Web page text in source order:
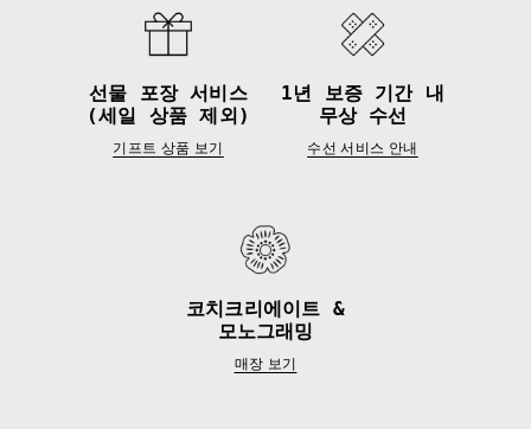
선물 포장 서비스
(세일 상품 제외)
기프트 상품 보기
1년 보증 기간 내
무상 수선
수선 서비스 안내
코치크리에이트 &
모노그래밍
매장 보기